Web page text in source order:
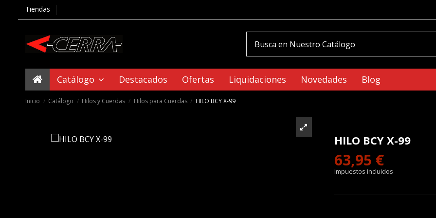
Tiendas
Catálogo Destacados Ofertas Liquidaciones Novedades Blog
Inicio Catálogo Hilos y Cuerdas Hilos para Cuerdas HILO BCY X-99
HILO BCY X-99
63,95 €
Impuestos incluidos